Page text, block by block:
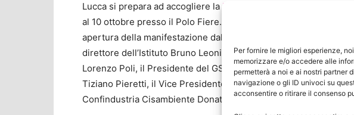
Per fornire le migliori esperienze,
memorizzare e/o accedere alle
permetterà a noi e ai nostri partner
navigazione o gli ID univoci su
acconsentire o ritirare il consenso
Lucca si prepara ad accogliere laMostra Internazionale
al 10 ottobre presso il Polo Fiere. In particolare l’8 ottobre alle
apertura della manifestazione dal titolo “Tutto è energia ed è
direttore dell’Istituto Bruno Leoni Carlo Stagnaro, alla quale
Lorenzo Poli, il Presidente del GSE Paolo Arrigoni, il Vice
Tiziano Pieretti, il Vice Presidente WEC World Energy Council
Confindustria Cisambiente Donato Notarangelo e il